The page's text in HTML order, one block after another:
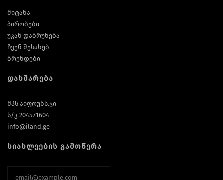
მიტანა
პირობები
უკან დაბრუნება
ჩვენ შესახებ
ბრენდები
დახმარება
შპს აიფოუნს.ჯი
ს/კ 204571604
info@iland.ge
სიახლეების გამოწერა